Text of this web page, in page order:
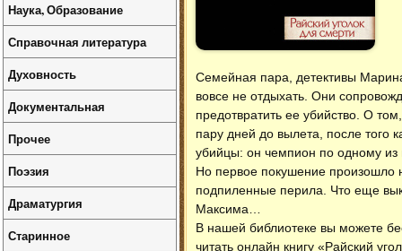
Семейная пара, детективы
вовсе не отдыхать. Они
предотвратить ее убийство. О
пару дней до вылета, после того
убийцы: он чемпион по одному
Но первое покушение произошло
подпиленные перила. Что еще
Максима…
В нашей библиотеке вы можете
читать онлайн книгу «Райский
Наука, Образование
Справочная литература
Духовность
Документальная
Прочее
Поэзия
Драматургия
Старинное